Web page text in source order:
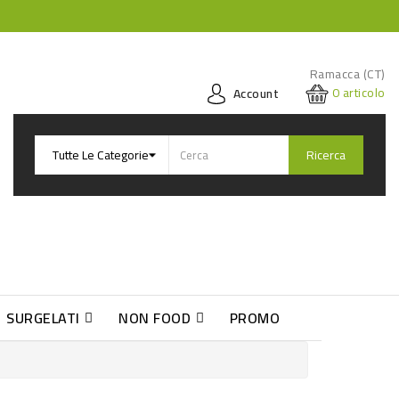
Ramacca (CT)
Account
0articolo
Ricerca
SURGELATI NON FOOD PROMO